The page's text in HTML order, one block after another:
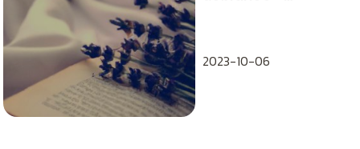
2023-10-06